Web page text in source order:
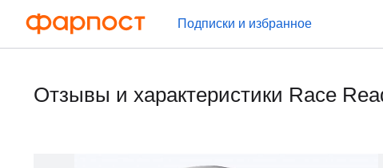
Подписки и избранное
Отзывы и характеристики Race